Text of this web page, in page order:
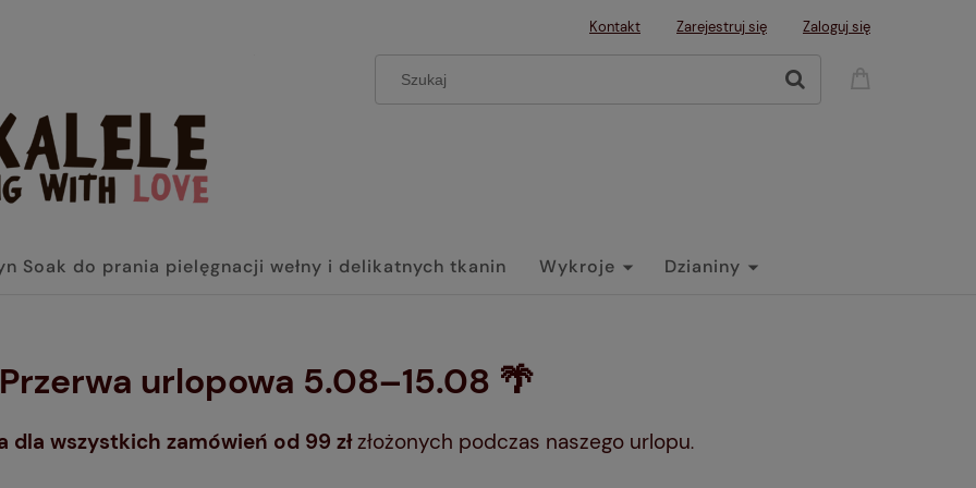
Kontakt Zarejestruj się Zaloguj się
Soak do prania pielęgnacji wełny i delikatnych tkanin Wykroje Dzianiny
urlopowa 5.08–15.08 🌴
dla wszystkich zamówień od 99 złzłożonych podczas naszego urlopu.